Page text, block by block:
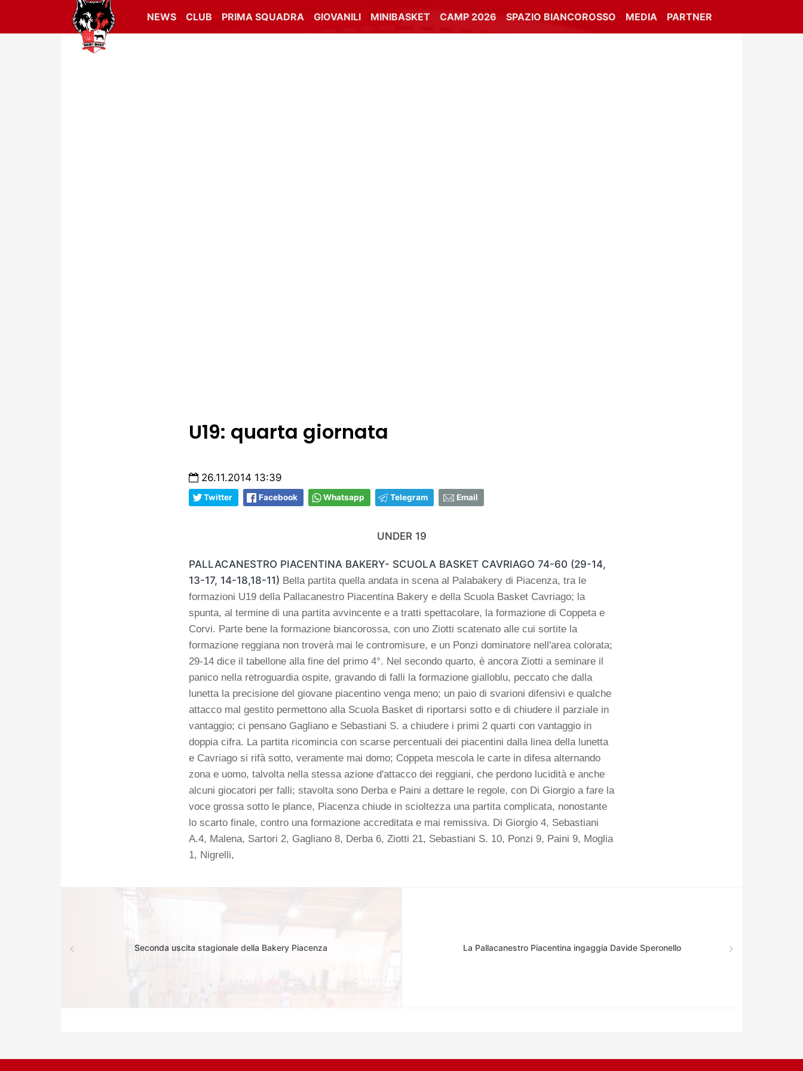
NEWS CLUB PRIMA SQUADRA GIOVANILI MINIBASKET CAMP 2026 SPAZIO BIANCOROSSO MEDIA PARTNER
U19: quarta giornata
26.11.2014 13:39
Twitter Facebook Whatsapp Telegram Email
UNDER 19
PALLACANESTRO PIACENTINA BAKERY- SCUOLA BASKET CAVRIAGO 74-60 (29-14,
13-17, 14-18,18-11) Bella partita quella andata in scena al Palabakery di Piacenza, tra le
formazioni U19 della Pallacanestro Piacentina Bakery e della Scuola Basket Cavriago; la
spunta, al termine di una partita avvincente e a tratti spettacolare, la formazione di Coppeta e
Corvi. Parte bene la formazione biancorossa, con uno Ziotti scatenato alle cui sortite la
formazione reggiana non troverà mai le contromisure, e un Ponzi dominatore nell'area colorata;
29-14 dice il tabellone alla fine del primo 4°. Nel secondo quarto, è ancora Ziotti a seminare il
panico nella retroguardia ospite, gravando di falli la formazione gialloblu, peccato che dalla
lunetta la precisione del giovane piacentino venga meno; un paio di svarioni difensivi e qualche
attacco mal gestito permettono alla Scuola Basket di riportarsi sotto e di chiudere il parziale in
vantaggio; ci pensano Gagliano e Sebastiani S. a chiudere i primi 2 quarti con vantaggio in
doppia cifra. La partita ricomincia con scarse percentuali dei piacentini dalla linea della lunetta
e Cavriago si rifà sotto, veramente mai domo; Coppeta mescola le carte in difesa alternando
zona e uomo, talvolta nella stessa azione d'attacco dei reggiani, che perdono lucidità e anche
alcuni giocatori per falli; stavolta sono Derba e Paini a dettare le regole, con Di Giorgio a fare la
voce grossa sotto le plance, Piacenza chiude in scioltezza una partita complicata, nonostante
lo scarto finale, contro una formazione accreditata e mai remissiva. Di Giorgio 4, Sebastiani
A.4, Malena, Sartori 2, Gagliano 8, Derba 6, Ziotti 21, Sebastiani S. 10, Ponzi 9, Paini 9, Moglia
1, Nigrelli,
Seconda uscita stagionale della Bakery Piacenza La Pallacanestro Piacentina ingaggia Davide Speronello